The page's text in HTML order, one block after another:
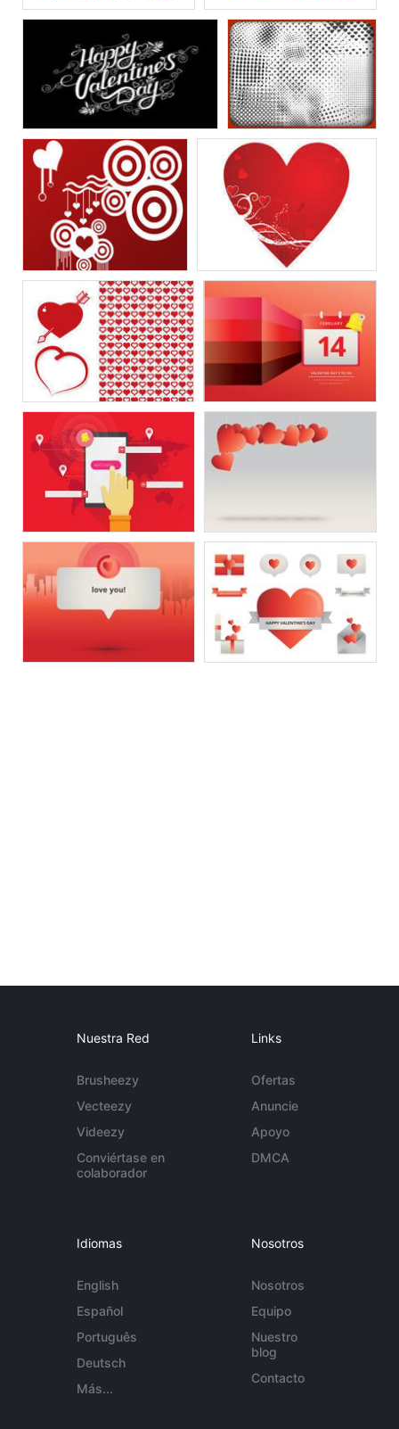
Nuestra Red
Brusheezy
Vecteezy
Videezy
Conviértase en
colaborador
Links
Ofertas
Anuncie
Apoyo
DMCA
Idiomas
English
Español
Português
Deutsch
Más...
Nosotros
Nosotros
Equipo
Nuestro
blog
Contacto